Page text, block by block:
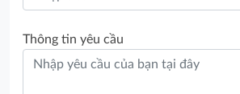
Thông tin yêu cầu